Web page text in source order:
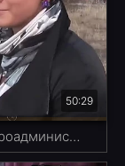
50:29
Подцепили администраторшу, чтобы проадминистрировала им члены